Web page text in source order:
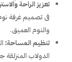
تعزيز الراحة
فى تصميم غرفة
والنوم العميق.
تنظيم المساحة:
الدولاب